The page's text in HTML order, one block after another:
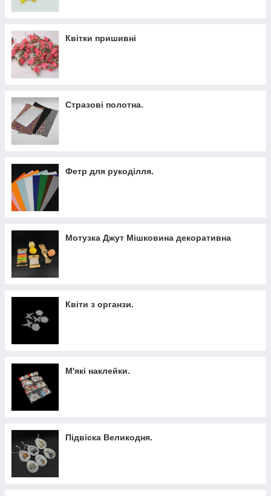
Квітки пришивні
Стразові полотна.
Фетр для рукоділля.
Мотузка Джут Мішковина декоративна
Квіти з органзи.
М'які наклейки.
Підвіска Великодня.